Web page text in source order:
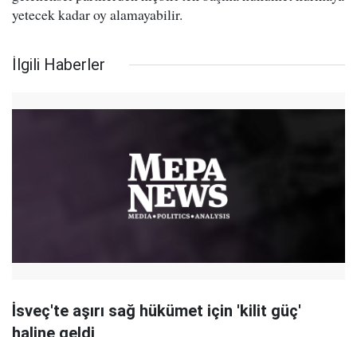
yetecek kadar oy alamayabilir.
İlgili Haberler
İsveç'te aşırı sağ hükümet için 'kilit güç'
haline geldi